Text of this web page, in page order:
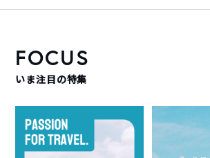
FOCUS
いま注目の特集